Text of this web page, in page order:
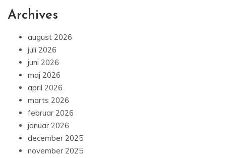
Archives
august 2026
juli 2026
juni 2026
maj 2026
april 2026
marts 2026
februar 2026
januar 2026
december 2025
november 2025